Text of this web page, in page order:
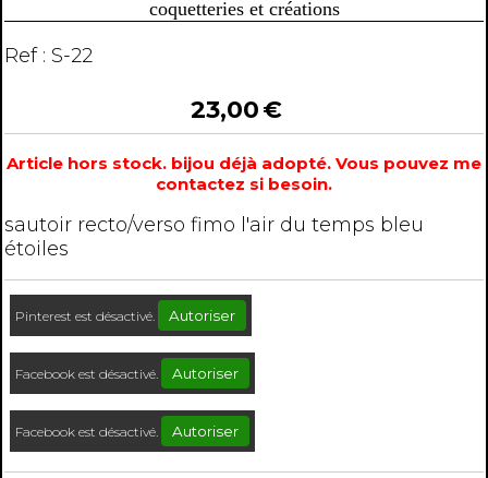
coquetteries et créations
Ref : S-22
23,00€
Article hors stock. bijou déjà adopté. Vous pouvez me
contactez si besoin.
sautoir recto/verso fimo l'air du temps bleu
étoiles
Pinterest est désactivé. Autoriser
Facebook est désactivé. Autoriser
Facebook est désactivé. Autoriser